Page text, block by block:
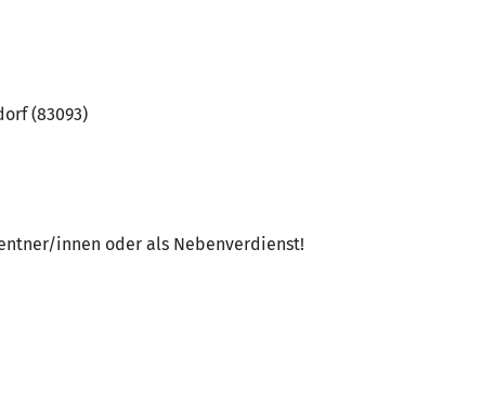
(83093)
innen oder als Nebenverdienst!